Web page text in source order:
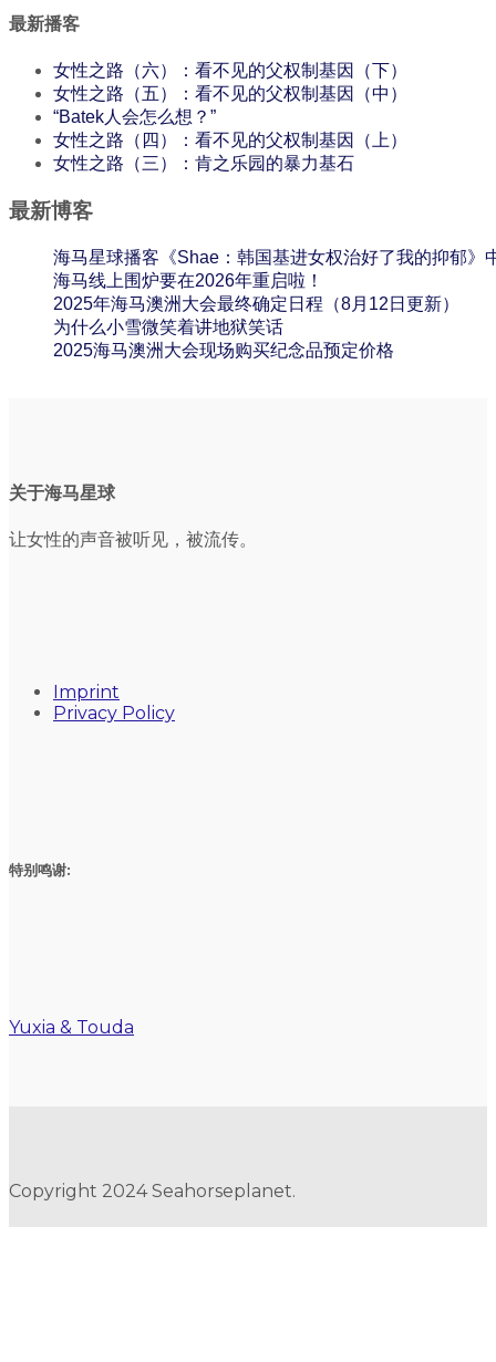
最新播客
女性之路（六）：看不见的父权制基因（下）
女性之路（五）：看不见的父权制基因（中）
“Batek人会怎么想？”
女性之路（四）：看不见的父权制基因（上）
女性之路（三）：肯之乐园的暴力基石
最新博客
海马星球播客《Shae：韩国基进女权治好了我的抑郁》
海马线上围炉要在2026年重启啦！
2025年海马澳洲大会最终确定日程（8月12日更新）
为什么小雪微笑着讲地狱笑话
2025海马澳洲大会现场购买纪念品预定价格
关于海马星球
让女性的声音被听见，被流传。
Imprint
Privacy Policy
特别鸣谢:
Yuxia & Touda
Copyright 2024 Seahorseplanet.